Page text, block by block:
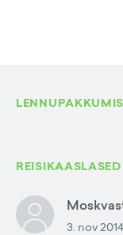
REISIKAASLASED
3. nov 2014